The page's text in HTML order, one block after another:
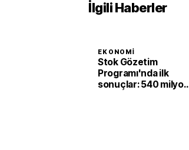
İlgili Haberler
EKONOMI
Stok Gözetim
Programı'nda ilk
sonuçlar: 540 milyon